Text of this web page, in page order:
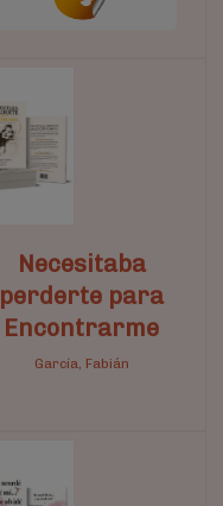
Necesitaba
perderte para
Encontrarme
García, Fabián